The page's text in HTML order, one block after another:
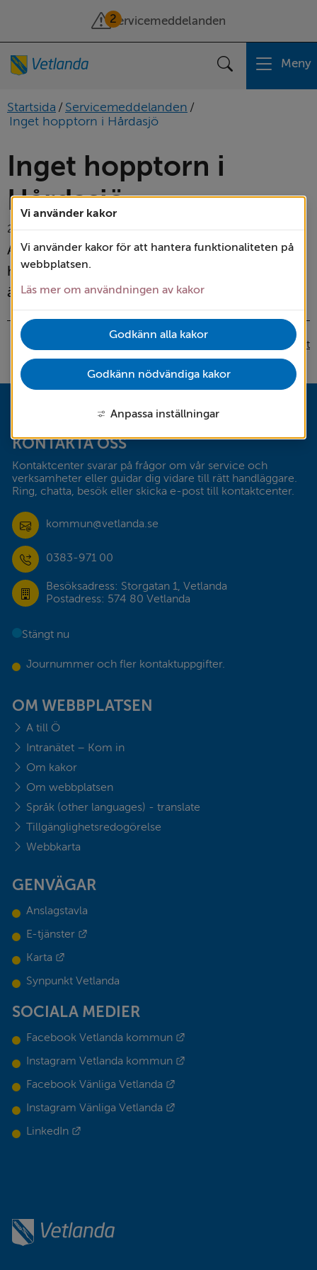
Vi använder kakor
Vi använder kakor för att hantera funktionaliteten på
webbplatsen.
Läs mer om användningen av kakor
Godkänn alla kakor
Godkänn nödvändiga kakor
Anpassa inställningar
2
Servicemeddelanden
Sök Meny
Startsida / Servicemeddelanden /
Inget hopptorn i Hårdasjö
Inget hopptorn i
Hårdasjö
22 maj 2026
Av säkerhetsskäl finns det tillsvidare inget
hopptorn i Hårdasjö i Landsbro. Vattennivån
är för låg.
Skriv ut
KONTAKTA OSS
Kontaktcenter svarar på frågor om vår service och
verksamheter eller guidar dig vidare till rätt handläggare.
Ring, chatta, besök eller skicka e-post till kontaktcenter.
kommun@vetlanda.se
0383-971 00
Besöksadress: Storgatan 1, Vetlanda
Postadress: 574 80 Vetlanda
Stängt nu
Journummer och fler kontaktuppgifter.
OM WEBBPLATSEN
A till Ö
Intranätet – Kom in
Om kakor
Om webbplatsen
Språk (other languages) - translate
Tillgänglighetsredogörelse
Webbkarta
GENVÄGAR
Anslagstavla
E-tjänster
Karta
Synpunkt Vetlanda
SOCIALA MEDIER
Facebook Vetlanda kommun
Instagram Vetlanda kommun
Facebook Vänliga Vetlanda
Instagram Vänliga Vetlanda
LinkedIn